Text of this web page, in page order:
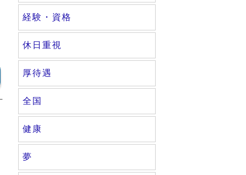
経験・資格
休日重視
厚待遇
全国
健康
夢